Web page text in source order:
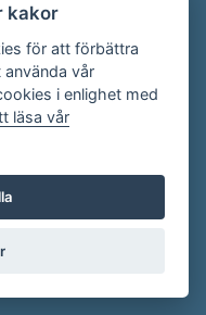
.
Mejla oss på
kakor
för att förbättra
använda vår
i enlighet med
läsa vår